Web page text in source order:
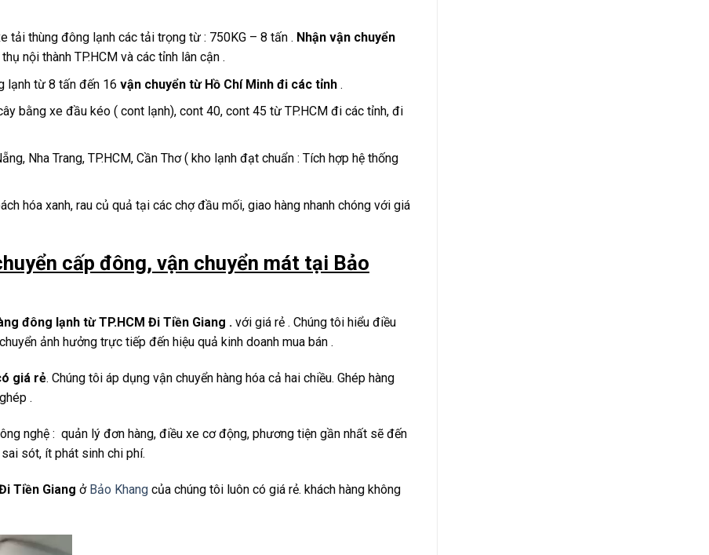
tải thùng đông lạnh các tải trọng từ : 750KG – 8 tấn . Nhận vận chuyển
nội thành TP.HCM và các tỉnh lân cận .
lạnh từ 8 tấn đến 16 vận chuyển từ Hồ Chí Minh đi các tỉnh.
bằng xe đầu kéo ( cont lạnh), cont 40, cont 45 từ TP.HCM đi các tỉnh, đi
Nha Trang, TP.HCM, Cần Thơ ( kho lạnh đạt chuẩn : Tích hợp hệ thống
hóa xanh, rau củ quả tại các chợ đầu mối, giao hàng nhanh chóng với giá
cấp đông, vận chuyển mát tại Bảo
đông lạnh từ TP.HCM Đi Tiền Giang . với giá rẻ . Chúng tôi hiểu điều
ảnh hưởng trực tiếp đến hiệu quả kinh doanh mua bán .
giá rẻ. Chúng tôi áp dụng vận chuyển hàng hóa cả hai chiều. Ghép hàng
.
nghệ : quản lý đơn hàng, điều xe cơ động, phương tiện gần nhất sẽ đến
sót, ít phát sinh chi phí.
Tiền Giang ở Bảo Khang của chúng tôi luôn có giá rẻ. khách hàng không